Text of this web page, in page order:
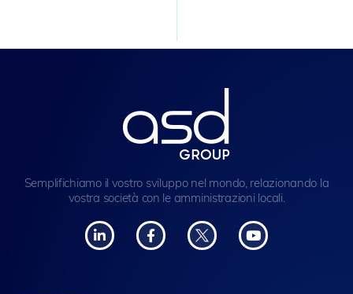
Semplifichiamo il vostro sviluppo nel mondo, relazionando la
vostra società con le amministrazioni locali.